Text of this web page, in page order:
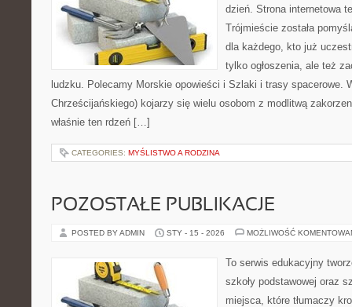
dzień. Strona internetowa
Trójmieście została
dla każdego, kto już
tylko ogłoszenia, ale też
ludzku. Polecamy Morskie opowieści i Szlaki i trasy spacerowe.
Chrześcijańskiego) kojarzy się wielu osobom z modlitwą
właśnie ten rdzeń […]
CATEGORIES: MYŚLISTWO A RODZINA
POZOSTAŁE PUBLIKACJE
POSTED BY ADMIN STY - 15 - 2026 MOŻLIWOŚĆ
To serwis edukacyjny
szkoły podstawowej oraz
miejsca, które tłumaczy